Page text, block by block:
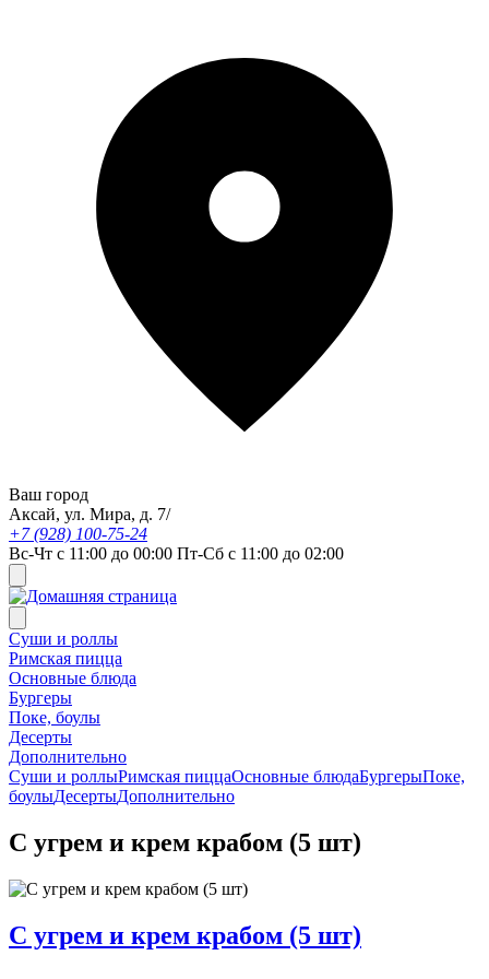
Ваш город
Аксай, ул. Мира, д. 7/
+7 (928) 100-75-24
Вс-Чт с 11:00 до 00:00 Пт-Сб с 11:00 до 02:00
Суши и роллы
Римская пицца
Основные блюда
Бургеры
Поке, боулы
Десерты
Дополнительно
Суши и роллыРимская пиццаОсновные блюдаБургерыПоке,
боулыДесертыДополнительно
С угрем и крем крабом (5 шт)
С угрем и крем крабом (5 шт)